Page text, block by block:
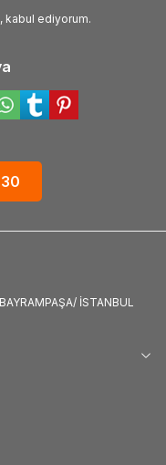
kabul ediyorum.
İSTANBUL